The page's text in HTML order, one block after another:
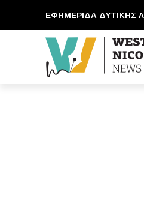
ΕΦΗΜΕΡΙΔΑ ΔΥΤΙΚΗΣ